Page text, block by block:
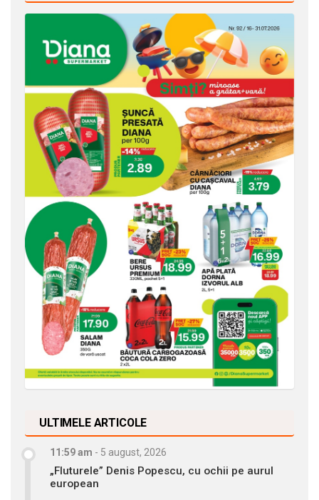
ULTIMELE ARTICOLE
11:59 am - 5 august, 2026
„Fluturele” Denis Popescu, cu ochii pe aurul
european